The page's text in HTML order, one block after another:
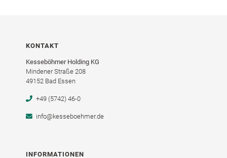
KONTAKT
Kesseböhmer Holding KG
Mindener Straße 208
49152 Bad Essen
+49 (5742) 46-0
info@kesseboehmer.de
INFORMATIONEN